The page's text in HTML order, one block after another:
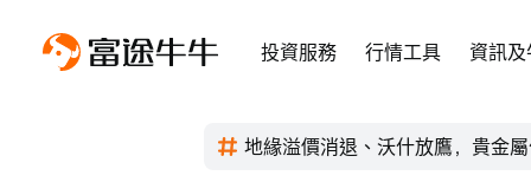
投資服務 行情工具 資訊
地緣溢價消退、沃什放鷹，貴金